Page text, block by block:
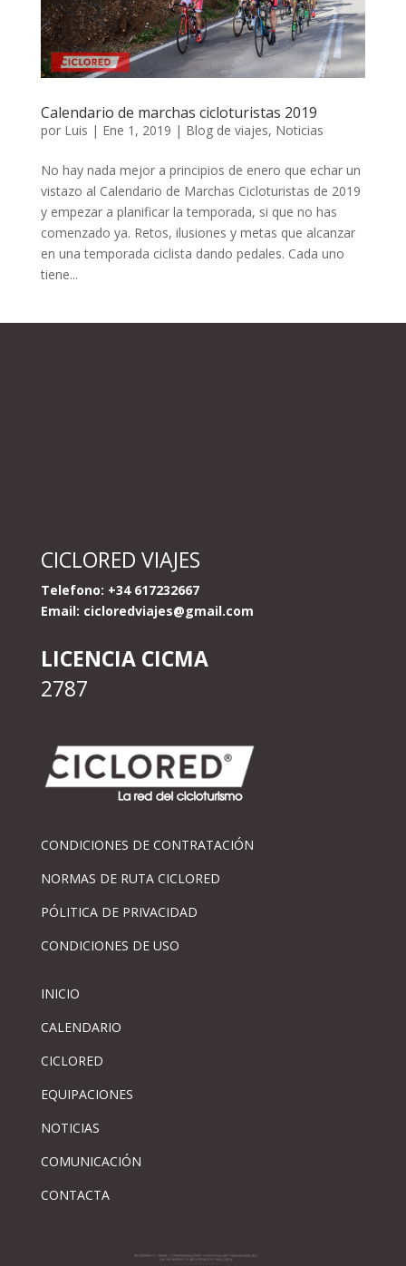
Calendario de marchas cicloturistas 2019
por Luis | Ene 1, 2019 | Blog de viajes, Noticias
No hay nada mejor a principios de enero que echar un
vistazo al Calendario de Marchas Cicloturistas de 2019
y empezar a planificar la temporada, si que no has
comenzado ya. Retos, ilusiones y metas que alcanzar
en una temporada ciclista dando pedales. Cada uno
tiene...
CICLORED VIAJES
Telefono: +34 617232667
Email: cicloredviajes@gmail.com
LICENCIA CICMA
2787
CONDICIONES DE CONTRATACIÓN
NORMAS DE RUTA CICLORED
PÓLITICA DE PRIVACIDAD
CONDICIONES DE USO
INICIO
CALENDARIO
CICLORED
EQUIPACIONES
NOTICIAS
COMUNICACIÓN
CONTACTA